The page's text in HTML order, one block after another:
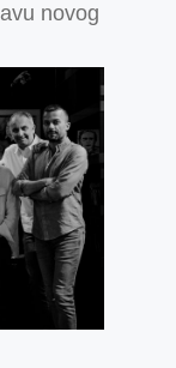
novog